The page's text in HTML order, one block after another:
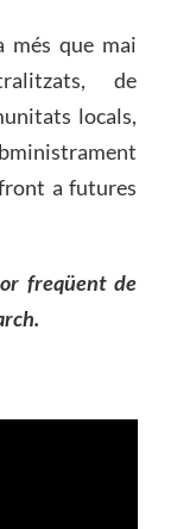
més que mai
de
locals,
a futures
freqüent de